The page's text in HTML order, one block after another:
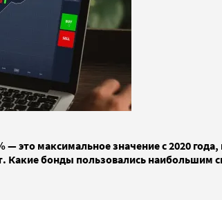
это максимальное значение с 2020
Какие бонды пользовались